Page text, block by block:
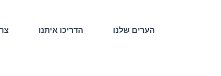
הערים שלנו הדריכו איתנו